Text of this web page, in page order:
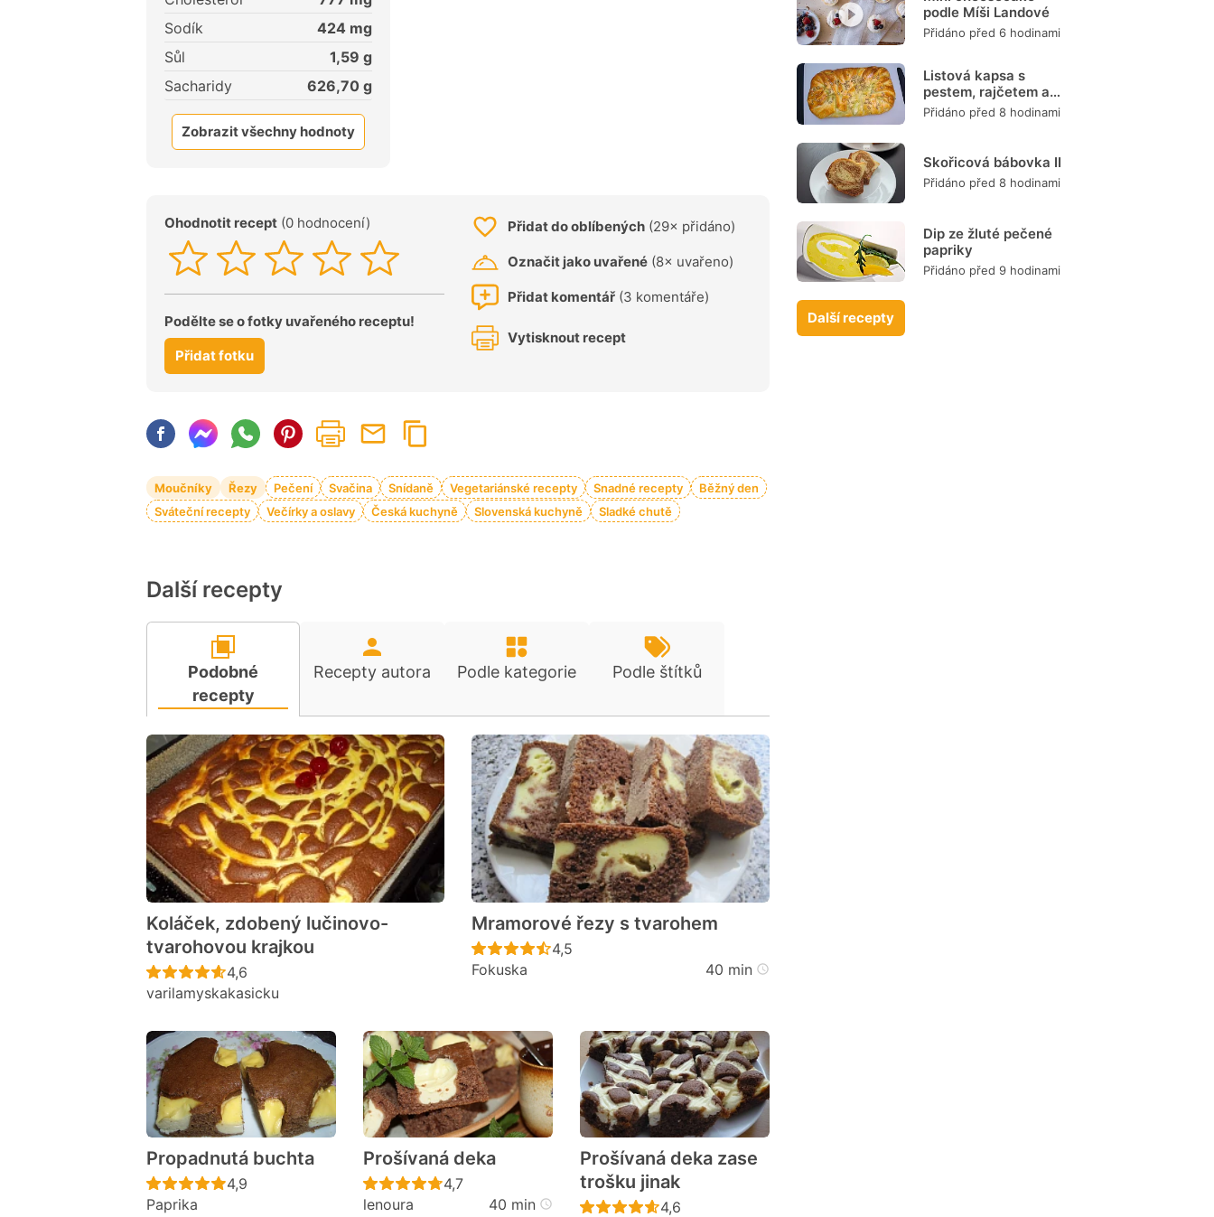
Sodík
424 mg
Sůl
1,59 g
Sacharidy
626,70 g
Zobrazit všechny hodnoty
Ohodnotit recept (0 hodnocení)
Podělte se o fotky uvařeného receptu!
Přidat fotku
Přidat do oblíbených (29× přidáno)
Označit jako uvařené (8× uvařeno)
Přidat komentář (3 komentáře)
Vytisknout recept
Moučníky Řezy Pečení Svačina Snídaně Vegetariánské recepty Snadné recepty
Běžný den
Sváteční recepty
Večírky a oslavy Česká kuchyně Slovenská kuchyně Sladké chutě
Další recepty
Podobné
recepty
Recepty autora Podle kategorie Podle štítků
Koláček, zdobený lučinovo-
tvarohovou krajkou
Recept ještě nebyl hodnocen
4,6
varilamyskakasicku
Mramorové řezy s tvarohem
Recept ještě nebyl hodnocen
4,5
Fokuska
40 min
Propadnutá buchta
Recept ještě nebyl hodnocen
4,9
Paprika
Prošívaná deka
Recept ještě nebyl hodnocen
4,7
lenoura
40 min
Prošívaná deka zase
trošku jinak
Recept ještě nebyl hodnocen
4,6
podle Míši Landové
Přidáno před 6 hodinami
Listová kapsa s
pestem, rajčetem a
mozzarellou
Přidáno před 8 hodinami
Skořicová bábovka II
Přidáno před 8 hodinami
Dip ze žluté pečené
papriky
Přidáno před 9 hodinami
Další recepty